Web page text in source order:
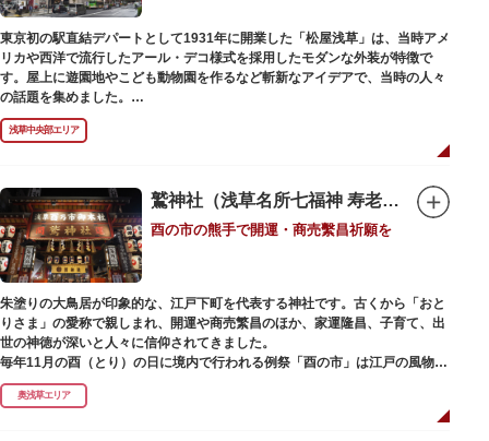
から隅田川を見下ろしたり、すぐ横を走る電車の迫力を楽しんだり、隅田川
散策にいかがでしょうか。
東京初の駅直結デパートとして1931年に開業した「松屋浅草」は、当時アメ
リカや西洋で流行したアール・デコ様式を採用したモダンな外装が特徴で
す。屋上に遊園地やこども動物園を作るなど斬新なアイデアで、当時の人々
の話題を集めました。
現在は、B1階から地上3階までが松屋浅草の売り場。2012年のリニューアル
で建設当時のシンボル・大時計も復活し、昭和の面影を残す百貨店は今でも
人々に親しまれています。地上1階は 浅草らしい下町銘菓をはじめ、全国か
なので、お土産購入にも便利です。
浅草中央部エリア
鷲神社（浅草名所七福神 寿老人）
酉の市の熊手で開運・商売繫昌祈願を
朱塗りの大鳥居が印象的な、江戸下町を代表する神社です。古くから「おと
りさま」の愛称で親しまれ、開運や商売繁昌のほか、家運隆昌、子育て、出
世の神徳が深いと人々に信仰されてきました。
毎年11月の酉（とり）の日に境内で行われる例祭「酉の市」は江戸の風物詩
として有名。福をかきこむと言われる熊手をはじめ八ツ頭芋、お多福の面な
ど、色とりどりの縁起物を買い求める人たちで賑わいます。樋口一葉の代表
奥浅草エリア